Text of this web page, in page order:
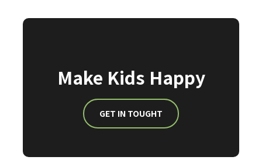
Make Kids Happy
GET IN TOUGHT